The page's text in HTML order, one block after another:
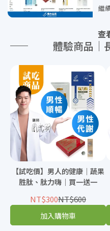
繼
查
體驗商品｜
【試吃價】男人的健康｜蔬果
胜肽、肽力嗨｜買一送一
NT$300NT$600
加入購物車